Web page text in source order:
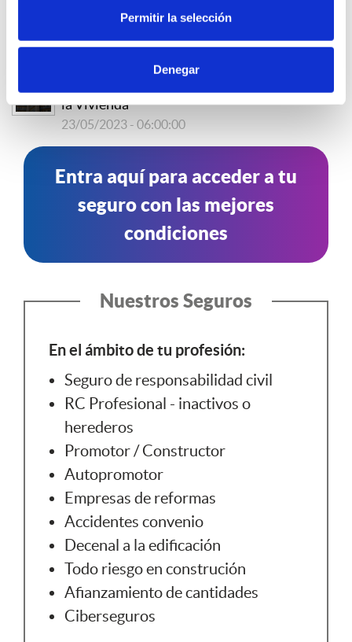
Permitir la selección
Denegar
seguro a través de una Correduría
15/09/2023 - 06:00:00
la Vivienda
23/05/2023 - 06:00:00
Entra aquí para acceder a tu
seguro con las mejores
condiciones
Nuestros Seguros
En el ámbito de tu profesión:
Seguro de responsabilidad civil
RC Profesional - inactivos o
herederos
Promotor / Constructor
Autopromotor
Empresas de reformas
Accidentes convenio
Decenal a la edificación
Todo riesgo en construción
Afianzamiento de cantidades
Ciberseguros